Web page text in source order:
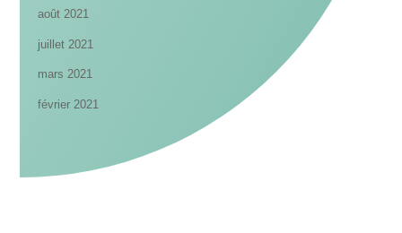
août 2021
juillet 2021
mars 2021
février 2021